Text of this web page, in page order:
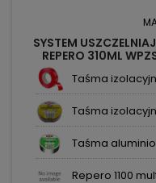
SYSTEM
REPERO 310ML
Taśma
Taśma
Taśma
Repero 1100